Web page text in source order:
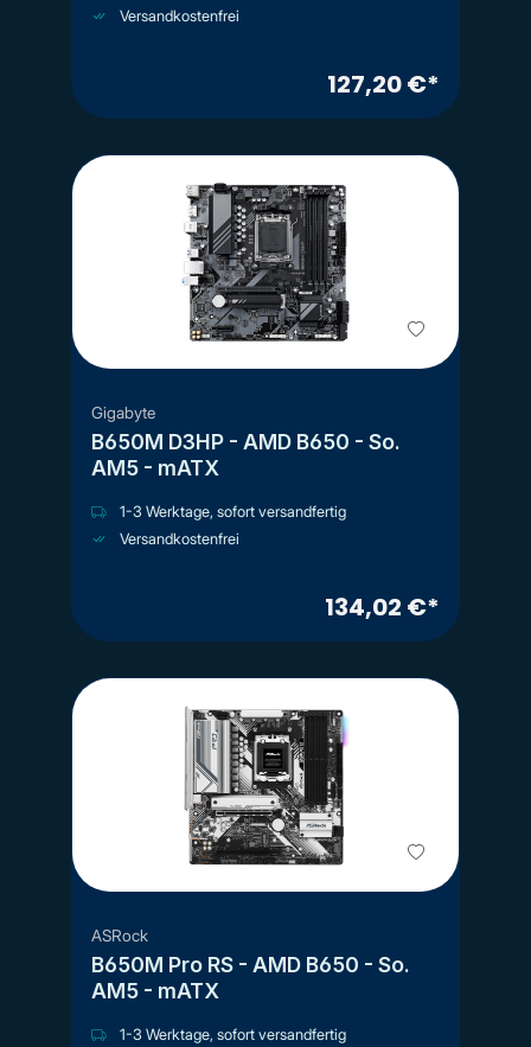
Versandkostenfrei
127,20 €*
Gigabyte
B650M D3HP - AMD B650 - So.
AM5 - mATX
1-3 Werktage, sofort versandfertig
Versandkostenfrei
134,02 €*
ASRock
B650M Pro RS - AMD B650 - So.
AM5 - mATX
1-3 Werktage, sofort versandfertig